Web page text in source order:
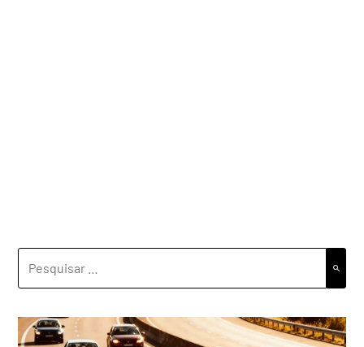
POR: